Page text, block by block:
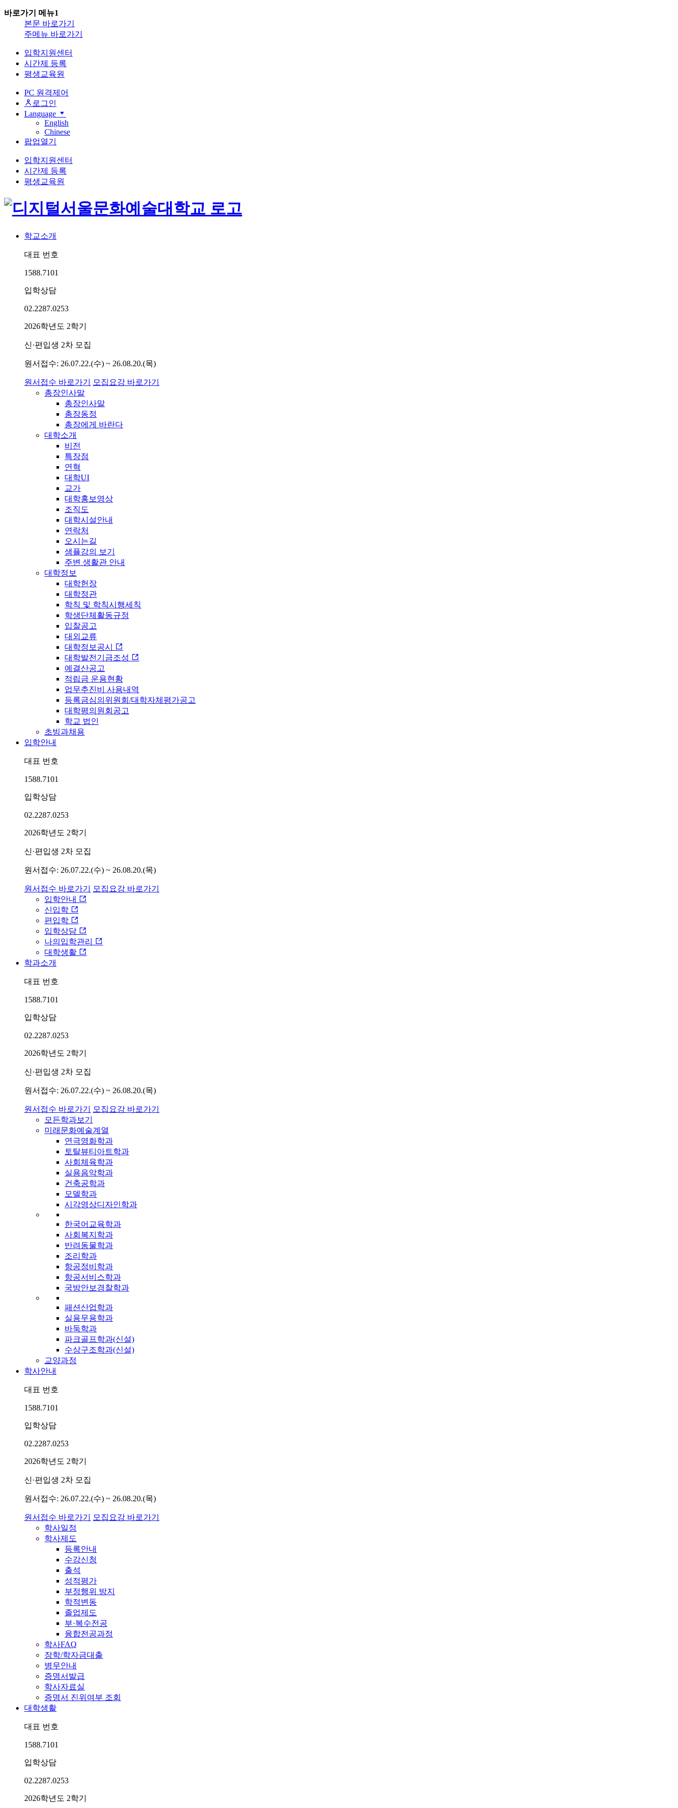
바로가기 메뉴1
본문 바로가기
주메뉴 바로가기
입학지원센터
시간제 등록
평생교육원
PC 원격제어
로그인
Language
English
Chinese
팝업열기
입학지원센터
시간제 등록
평생교육원
학교소개
대표 번호
1588.7101
입학상담
02.2287.0253
2026학년도 2학기
신·편입생 2차 모집
원서접수: 26.07.22.(수) ~ 26.08.20.(목)
원서접수 바로가기
모집요강 바로가기
총장인사말
총장인사말
총장동정
총장에게 바란다
대학소개
비전
특장점
연혁
대학UI
교가
대학홍보영상
조직도
대학시설안내
연락처
오시는길
샘플강의 보기
주변 생활관 안내
대학정보
대학헌장
대학정관
학칙 및 학칙시행세칙
학생단체활동규정
입찰공고
대외교류
대학정보공시
대학발전기금조성
예결산공고
적립금 운용현황
업무추진비 사용내역
등록금심의위원회/대학자체평가공고
대학평의원회공고
학교 법인
초빙과채용
입학안내
대표 번호
1588.7101
입학상담
02.2287.0253
2026학년도 2학기
신·편입생 2차 모집
원서접수: 26.07.22.(수) ~ 26.08.20.(목)
원서접수 바로가기
모집요강 바로가기
입학안내
신입학
편입학
입학상담
나의입학관리
대학생활
학과소개
대표 번호
1588.7101
입학상담
02.2287.0253
2026학년도 2학기
신·편입생 2차 모집
원서접수: 26.07.22.(수) ~ 26.08.20.(목)
원서접수 바로가기
모집요강 바로가기
모든학과보기
미래문화예술계열
연극영화학과
토탈뷰티아트학과
사회체육학과
실용음악학과
건축공학과
모델학과
시각영상디자인학과
한국어교육학과
사회복지학과
반려동물학과
조리학과
항공정비학과
항공서비스학과
국방안보경찰학과
패션산업학과
실용무용학과
바둑학과
파크골프학과(신설)
수상구조학과(신설)
교양과정
학사안내
대표 번호
1588.7101
입학상담
02.2287.0253
2026학년도 2학기
신·편입생 2차 모집
원서접수: 26.07.22.(수) ~ 26.08.20.(목)
원서접수 바로가기
모집요강 바로가기
학사일정
학사제도
등록안내
수강신청
출석
성적평가
부정행위 방지
학적변동
졸업제도
부·복수전공
융합전공과정
학사FAQ
장학/학자금대출
병무안내
증명서발급
학사자료실
증명서 진위여부 조회
대학생활
대표 번호
1588.7101
입학상담
02.2287.0253
2026학년도 2학기